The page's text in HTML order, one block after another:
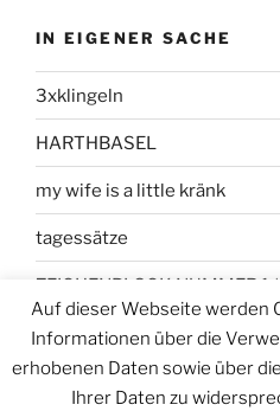
IN EIGENER SACHE
3xklingeln
HARTHBASEL
my wife is a little kränk
tagessätze
ZEICHENBLOCK NUMMER
Auf dieser Webseite werden
Informationen über die
erhobenen Daten sowie über
Ihrer Daten zu